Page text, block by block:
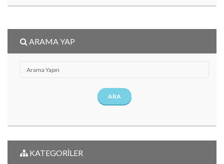
ARAMA YAP
ARA
KATEGORİLER